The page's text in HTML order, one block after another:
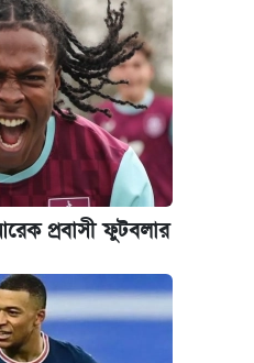
জানা গেল যা
দিল সরকার
দাম (৫ আগস্ট)
এমবিএতে ভর্তি শুরু,
নির্দেশ শিক্ষামন্ত্রীর
প্রবাসী ফুটবলার